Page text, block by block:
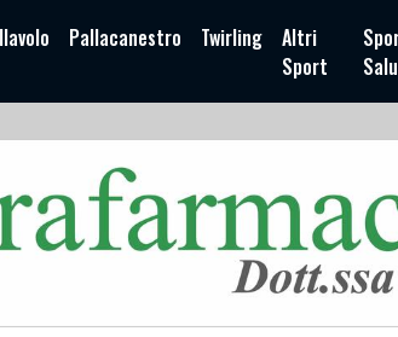
Pallacanestro Twirling
Altri
Sport